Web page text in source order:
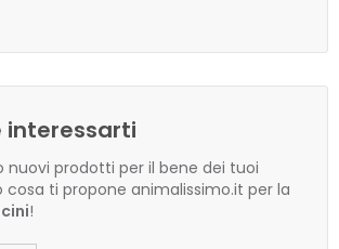
interessarti
nuovi prodotti per il bene dei tuoi
cosa ti propone animalissimo.it per la
!